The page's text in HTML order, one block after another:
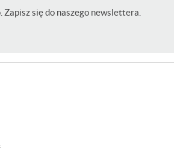
Zapisz się do naszego newslettera.